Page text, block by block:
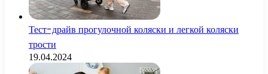
Тест-драйв прогулочной коляски и легкой коляски
трости
19.04.2024